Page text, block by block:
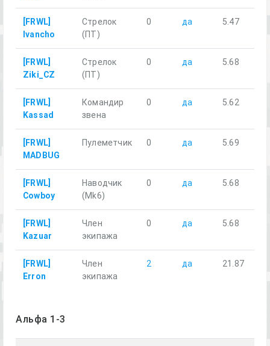
[FRWL]
Ivancho
Стрелок
(ПТ)
0 да 5.47
[FRWL]
Ziki_CZ
Стрелок
(ПТ)
0 да 5.68
[FRWL]
Kassad
Командир
звена
0 да 5.62
[FRWL]
MADBUG
Пулеметчик 0 да 5.69
[FRWL]
Cowboy
Наводчик
(Mk6)
0 да 5.68
[FRWL]
Kazuar
Член
экипажа
0 да 5.68
[FRWL]
Erron
Член
экипажа
2 да 21.87
Альфа 1-3